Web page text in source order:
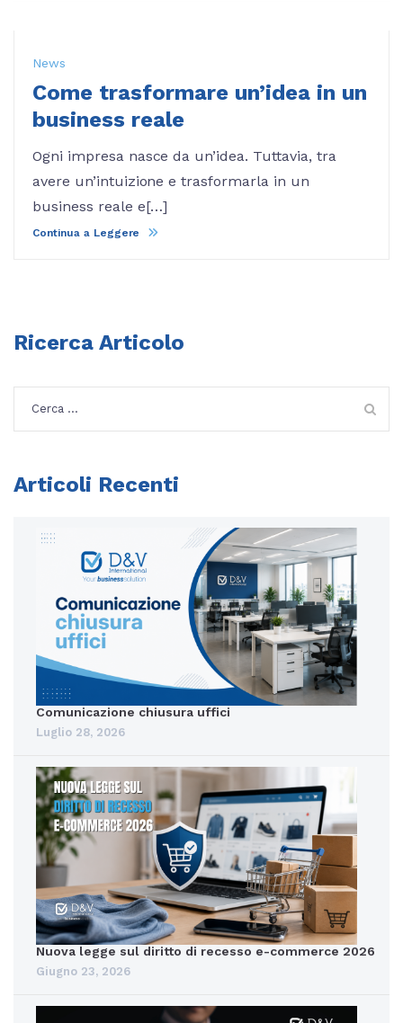
News
Come trasformare un’idea in un
business reale
Ogni impresa nasce da un’idea. Tuttavia, tra
avere un’intuizione e trasformarla in un
business reale e[…]
Continua a Leggere
Ricerca Articolo
Articoli Recenti
Comunicazione chiusura uffici
Luglio 28, 2026
Nuova legge sul diritto di recesso e-commerce 2026
Giugno 23, 2026